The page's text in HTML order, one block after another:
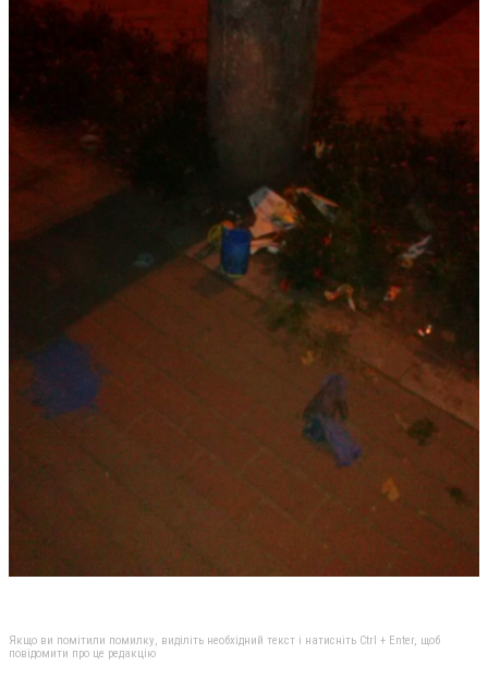
Якщо ви помітили помилку, виділіть необхідний текст і натисніть Ctrl + Enter, щоб
повідомити про це редакцію